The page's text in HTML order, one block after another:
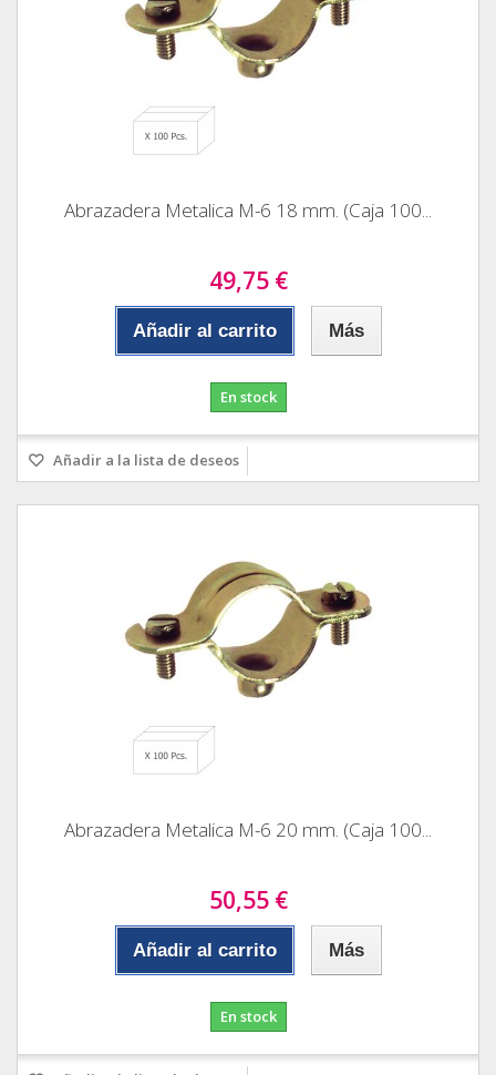
Abrazadera Metalica M-6 18 mm. (Caja 100...
49,75 €
Añadir al carrito Más
En stock
Añadir a la lista de deseos
Abrazadera Metalica M-6 20 mm. (Caja 100...
50,55 €
Añadir al carrito Más
En stock